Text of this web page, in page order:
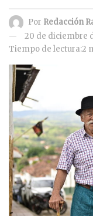
Por Redacción
20 de diciembre
Tiempo de lectura:2